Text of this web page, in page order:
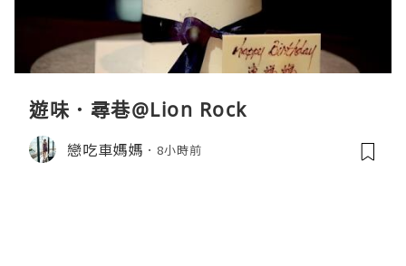
遊味．尋巷@Lion Rock
戀吃車媽媽 8小時前